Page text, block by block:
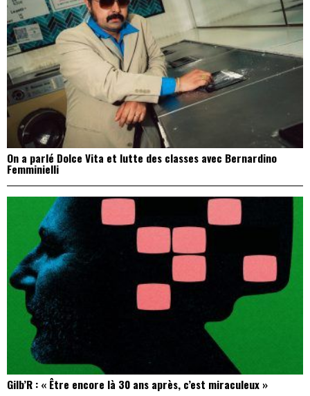
On a parlé Dolce Vita et lutte des classes avec Bernardino
Femminielli
Gilb’R : « Être encore là 30 ans après, c’est miraculeux »